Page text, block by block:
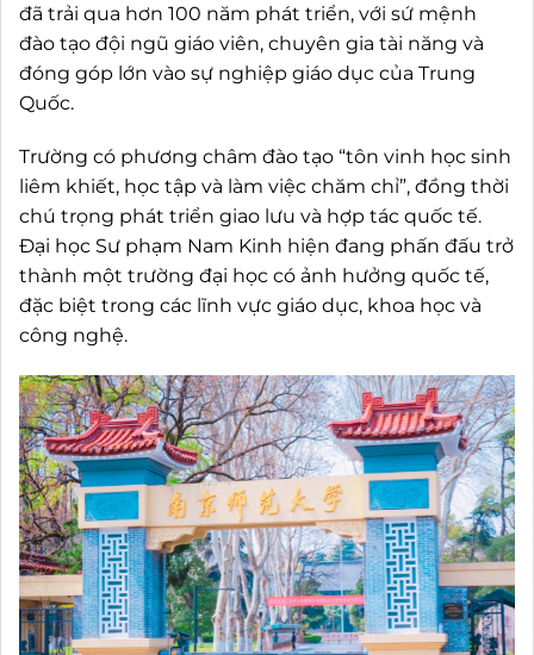
đã trải qua hơn 100 năm phát triển, với sứ mệnh
đào tạo đội ngũ giáo viên, chuyên gia tài năng và
đóng góp lớn vào sự nghiệp giáo dục của Trung
Quốc.
Trường có phương châm đào tạo “tôn vinh học sinh
liêm khiết, học tập và làm việc chăm chỉ”, đồng thời
chú trọng phát triển giao lưu và hợp tác quốc tế.
Đại học Sư phạm Nam Kinh hiện đang phấn đấu trở
thành một trường đại học có ảnh hưởng quốc tế,
đặc biệt trong các lĩnh vực giáo dục, khoa học và
công nghệ.